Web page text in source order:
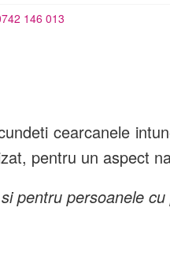
146 013
cearcanele
pentru un aspect
pentru persoanele cu